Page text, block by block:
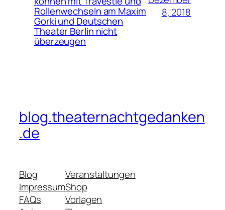
Rollenwechseln am Maxim
Gorki und Deutschen
Theater Berlin nicht
überzeugen
8, 2018
blog.theaternachtgedanken
.de
Blog
Impressum
FAQs
Veranstaltungen
Shop
Vorlagen